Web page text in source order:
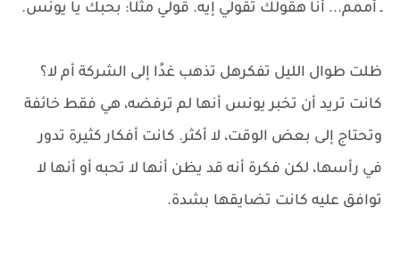
ـ أممم... أنا هقولك تقولي إيه. قولي مثلًا: بحبك يا يونس.
ظلت طوال الليل تفكرهل تذهب غدًا إلى الشركة أم لا؟
كانت تريد أن تخبر يونس أنها لم ترفضه، هي فقط خائفة
وتحتاج إلى بعض الوقت، لا أكثر. كانت أفكار كثيرة تدور
في رأسها، لكن فكرة أنه قد يظن أنها لا تحبه أو أنها لا
توافق عليه كانت تضايقها بشدة.